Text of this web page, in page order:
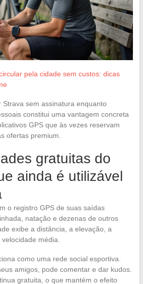
pela cidade sem custos: dicas
Strava sem assinatura enquanto
constitui uma vantagem concreta
GPS que às vezes reservam
ofertas premium.
gratuitas do
ainda é utilizável
o registro GPS de suas saídas
natação e dezenas de outros
exibe a distância, a elevação, a
média.
como uma rede social esportiva.
amigos, pode comentar e dar kudos.
gratuita, o que mantém o efeito